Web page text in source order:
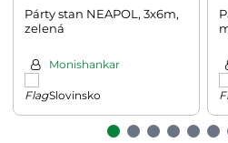
Párty stan NEAPOL, 3x6m,
zelená
Monishankar
Slovinsko